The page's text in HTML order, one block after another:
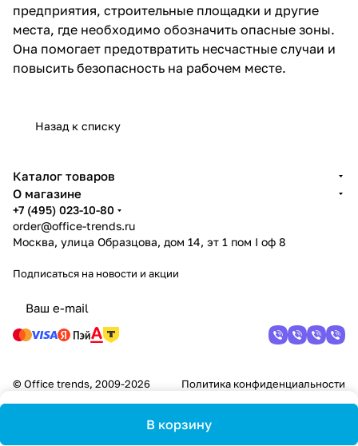
предприятия, строительные площадки и другие
места, где необходимо обозначить опасные зоны.
Она помогает предотвратить несчастные случаи и
повысить безопасность на рабочем месте.
Назад к списку
В корзину
Каталог товаров
О магазине
+7 (495) 023-10-80
order@office-trends.ru
Москва, улица Образцова, дом 14, эт 1 пом I оф 8
Подписаться на новости и акции
© Office trends, 2009-2026 Политика конфиденциальности